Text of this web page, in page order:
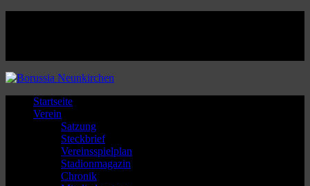
Startseite
Verein
Satzung
Steckbrief
Vereinsspielplan
Stadionmagazin
Chronik